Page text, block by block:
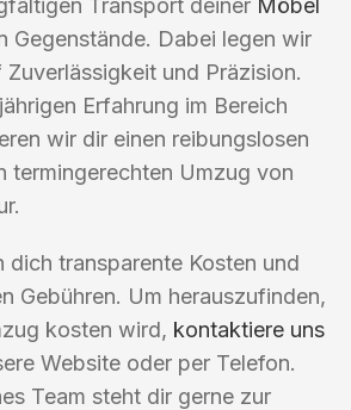
Transport deiner Möbel
Gegenstände. Dabei legen wir
und Präzision.
Erfahrung im Bereich
wir dir einen reibungslosen
termingerechten Umzug von
dich transparente Kosten und
Gebühren. Um herauszufinden,
kosten wird, kontaktiere uns
Website oder per Telefon.
Team steht dir gerne zur